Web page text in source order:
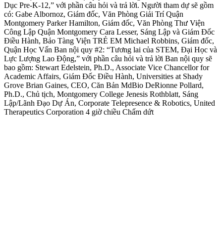
Dục Pre-K-12,” với phần câu hỏi và trả lời. Người tham dự sẽ gồm
có: Gabe Albornoz, Giám đốc, Văn Phòng Giải Trí Quận
Montgomery Parker Hamilton, Giám đốc, Văn Phòng Thư Viện
Công Lập Quận Montgomery Cara Lesser, Sáng Lập và Giám Đốc
Điều Hành, Bảo Tàng Viện TRẺ EM Michael Robbins, Giám đốc,
Quận Học Vấn Ban nội quy #2: “Tương lai của STEM, Đại Học và
Lực Lượng Lao Động,” với phần câu hỏi và trả lời Ban nội quy sẽ
bao gồm: Stewart Edelstein, Ph.D., Associate Vice Chancellor for
Academic Affairs, Giám Đốc Điều Hành, Universities at Shady
Grove Brian Gaines, CEO, Căn Bản MdBio DeRionne Pollard,
Ph.D., Chủ tịch, Montgomery College Jenesis Rothblatt, Sáng
Lập/Lãnh Đạo Dự Án, Corporate Telepresence & Robotics, United
Therapeutics Corporation 4 giờ chiều Chấm dứt